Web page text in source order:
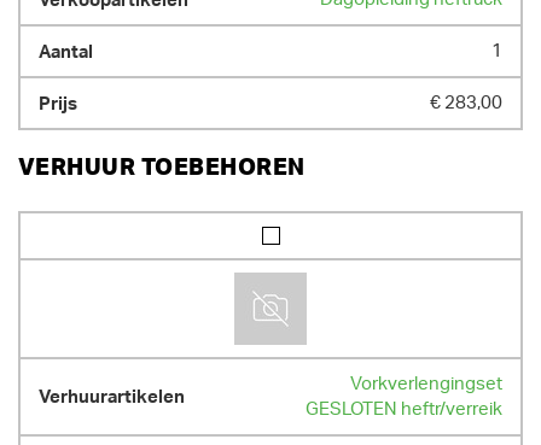
1
€ 283,00
VERHUUR TOEBEHOREN
Vorkverlengingset
GESLOTEN heftr/verreik